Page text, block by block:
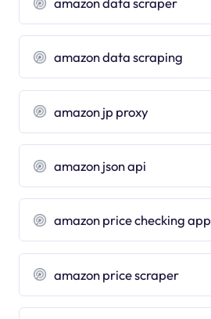
amazon data scraping
amazon jp proxy
amazon json api
amazon price checking app
amazon price scraper